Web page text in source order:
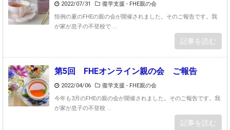
2022/07/31
復学支援 - FHE親の会
恒例の夏のFHEの親の会が開催されました。そのご報告です。我
が家が息子の不登校で ...
記事を読む
第5回 FHEオンライン親の会 ご報告
2022/04/06
復学支援 - FHE親の会
今年も3月のFHEの親の会が開催されました。そのご報告です。我
が家が息子の不登校 ...
記事を読む